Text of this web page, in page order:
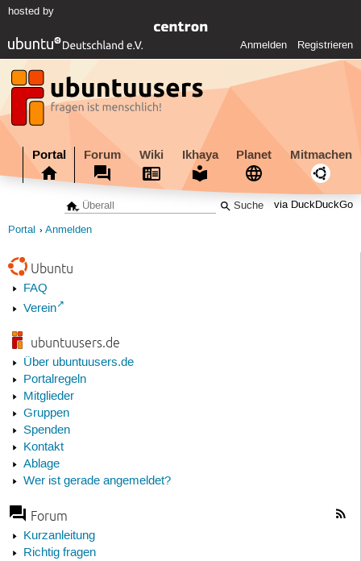
hosted by
Anmelden Registrieren
Portal Forum Wiki Ikhaya Planet Mitmachen
via DuckDuckGo
Portal Anmelden
Ubuntu
FAQ
Verein
ubuntuusers.de
Über ubuntuusers.de
Portalregeln
Mitglieder
Gruppen
Spenden
Kontakt
Ablage
Wer ist gerade angemeldet?
Forum
Kurzanleitung
Richtig fragen